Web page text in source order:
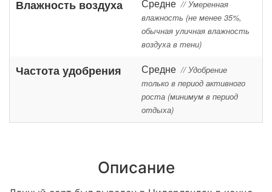
Влажность воздуха Средне // Умеренная
влажность (не менее 35%,
обычная уличная влажность
воздуха в тени)
Частота удобрения Средне // Удобрение
только в период активного
роста (минимум в период
отдыха)
Описание